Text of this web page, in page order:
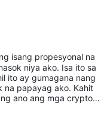
ang mga
usd, usd/jpy, at
mga menor de edad
nzd/usd, pati na rin
ng try/usd,
isang propesyonal na
niya ako. Isa ito sa
ito ay gumagana nang
na papayag ako. Kahit
ano ang mga cryptoc
gamitin ang site. Kaila